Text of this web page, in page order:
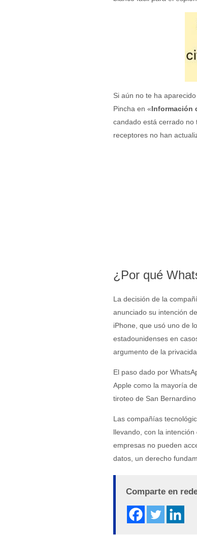
Si aún no te ha
Pincha en «Información
candado está cerrado no
receptores no han
¿Por qué
La decisión de la
anunciado su intención
iPhone, que usó uno de
estadounidenses en
argumento de la
El paso dado por
Apple como la mayoría
tiroteo de San Bernardino
Las compañías
llevando, con la
empresas no pueden
datos, un derecho
Comparte en